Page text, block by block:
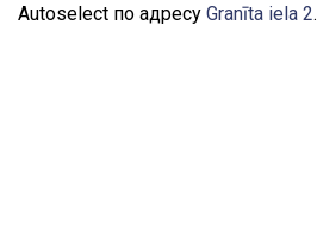
Autoselect по адресу Granīta iela 2.